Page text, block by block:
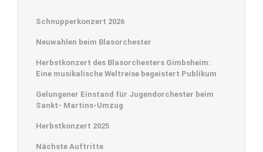
Schnupperkonzert 2026
Neuwahlen beim Blasorchester
Herbstkonzert des Blasorchesters Gimbsheim:
Eine musikalische Weltreise begeistert Publikum
Gelungener Einstand für Jugendorchester beim
Sankt- Martins-Umzug
Herbstkonzert 2025
Nächste Auftritte